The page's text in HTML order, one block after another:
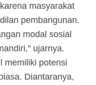
masyarakat
pembangunan.
modal sosial
ujarnya.
memiliki potensi
Diantaranya,